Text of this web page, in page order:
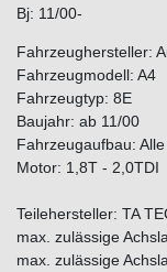
Bj: 11/00-
Fahrzeughersteller:
Fahrzeugmodell: A4
Fahrzeugtyp: 8E
Baujahr: ab 11/00
Fahrzeugaufbau:
Motor: 1,8T - 2,0TDI
Teilehersteller: TA
max. zulässige
max. zulässige